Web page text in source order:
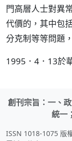
門高層人士對異
代價的，其中包
分克制等等問題
1995．4．13於
創刊宗旨：一、
統一
ISSN 1018-1075 版